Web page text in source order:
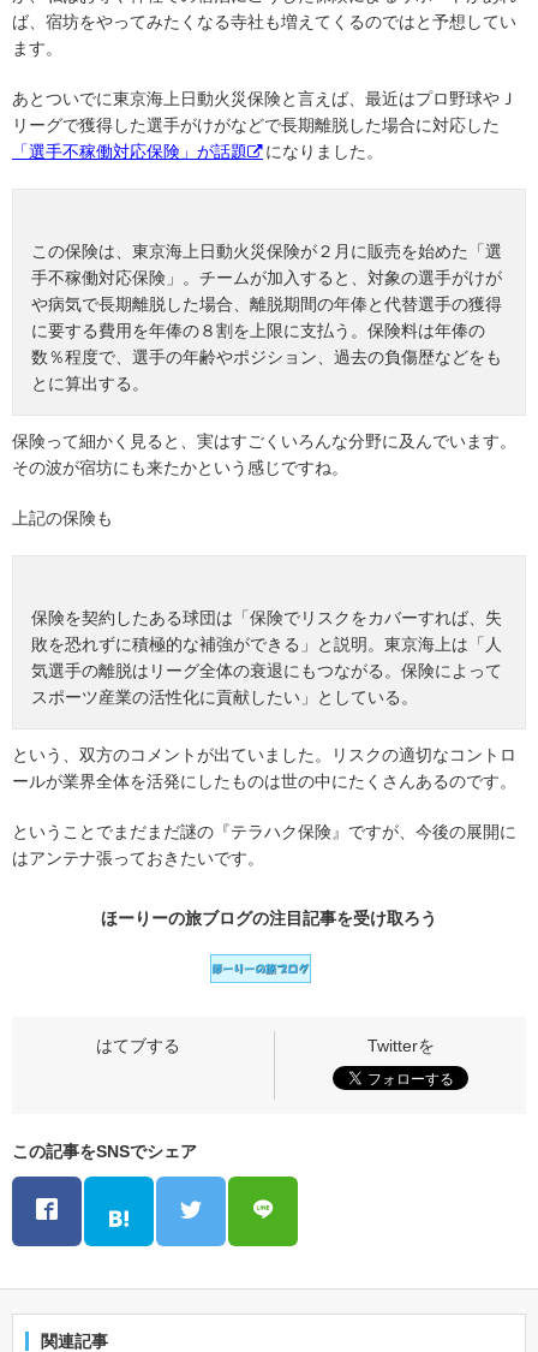
ば、宿坊をやってみたくなる寺社も増えてくるのではと予想してい
ます。
あとついでに東京海上日動火災保険と言えば、最近はプロ野球やＪ
リーグで獲得した選手がけがなどで長期離脱した場合に対応した
「選手不稼働対応保険」が話題
になりました。
この保険は、東京海上日動火災保険が２月に販売を始めた「選
手不稼働対応保険」。チームが加入すると、対象の選手がけが
や病気で長期離脱した場合、離脱期間の年俸と代替選手の獲得
に要する費用を年俸の８割を上限に支払う。保険料は年俸の
数％程度で、選手の年齢やポジション、過去の負傷歴などをも
とに算出する。
保険って細かく見ると、実はすごくいろんな分野に及んでいます。
その波が宿坊にも来たかという感じですね。
上記の保険も
保険を契約したある球団は「保険でリスクをカバーすれば、失
敗を恐れずに積極的な補強ができる」と説明。東京海上は「人
気選手の離脱はリーグ全体の衰退にもつながる。保険によって
スポーツ産業の活性化に貢献したい」としている。
という、双方のコメントが出ていました。リスクの適切なコントロ
ールが業界全体を活発にしたものは世の中にたくさんあるのです。
ということでまだまだ謎の『テラハク保険』ですが、今後の展開に
はアンテナ張っておきたいです。
ほーりーの旅ブログの注目記事を受け取ろう
この記事をSNSでシェア
関連記事